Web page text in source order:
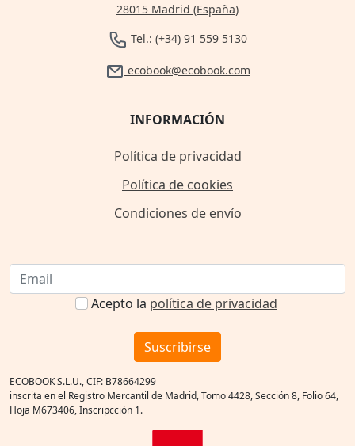
28015 Madrid (España)
Tel.: (+34) 91 559 5130
ecobook@ecobook.com
INFORMACIÓN
Política de privacidad
Política de cookies
Condiciones de envío
Acepto la política de privacidad
Suscribirse
ECOBOOK S.L.U., CIF: B78664299
inscrita en el Registro Mercantil de Madrid, Tomo 4428, Sección 8, Folio 64,
Hoja M673406, Inscripcción 1.